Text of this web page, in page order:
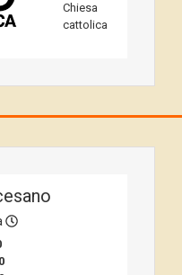
Chiesa
cattolica